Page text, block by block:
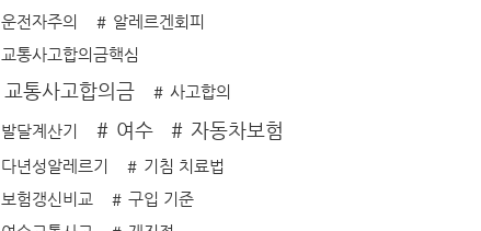
운전자주의
알레르겐회피
교통사고합의금핵심
교통사고합의금 사고합의
발달계산기 여수 자동차보험
다년성알레르기
기침 치료법
보험갱신비교
구입 기준